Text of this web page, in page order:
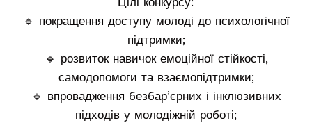
🔹 покращення доступу молоді до психологічної
підтримки;
🔹 розвиток навичок емоційної стійкості,
самодопомоги та взаємопідтримки;
🔹 впровадження безбар’єрних і інклюзивних
підходів у молодіжній роботі;